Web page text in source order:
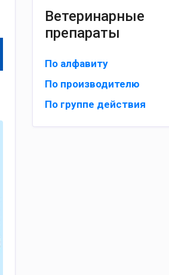
Ветеринарные
препараты
По алфавиту
По производителю
По группе действия